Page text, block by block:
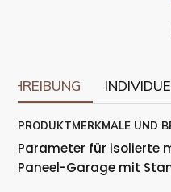
PRODUKTMERKMALE UND
Parameter für isolierte
Paneel-Garage mit